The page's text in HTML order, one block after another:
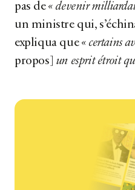
pas de« devenir
un ministre qui,
expliqua que « certains
propos] un esprit étroit